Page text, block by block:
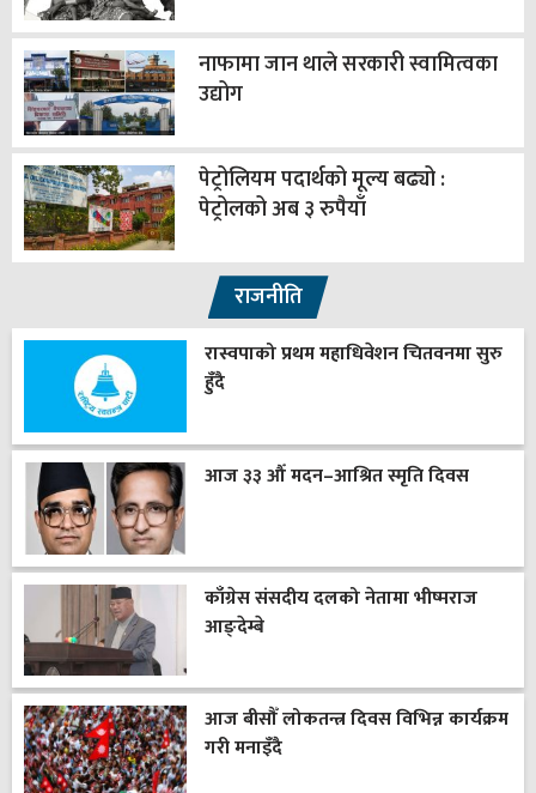
नाफामा जान थाले सरकारी स्वामित्वका
उद्योग
पेट्रोलियम पदार्थको मूल्य बढ्यो :
पेट्रोलको अब ३ रुपैयाँ
राजनीति
रास्वपाको प्रथम महाधिवेशन चितवनमा सुरु
हुँदै
आज ३३ औँ मदन–आश्रित स्मृति दिवस
काँग्रेस संसदीय दलको नेतामा भीष्मराज
आङ्देम्बे
आज बीसौँ लोकतन्त्र दिवस विभिन्न कार्यक्रम
गरी मनाइँदै